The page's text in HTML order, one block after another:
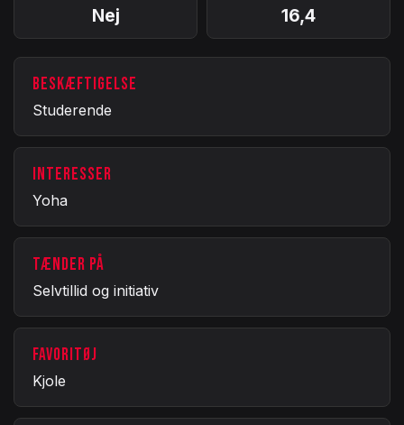
Nej 16,4
BESKÆFTIGELSE
Studerende
INTERESSER
Yoha
TÆNDER PÅ
Selvtillid og initiativ
FAVORITØJ
Kjole